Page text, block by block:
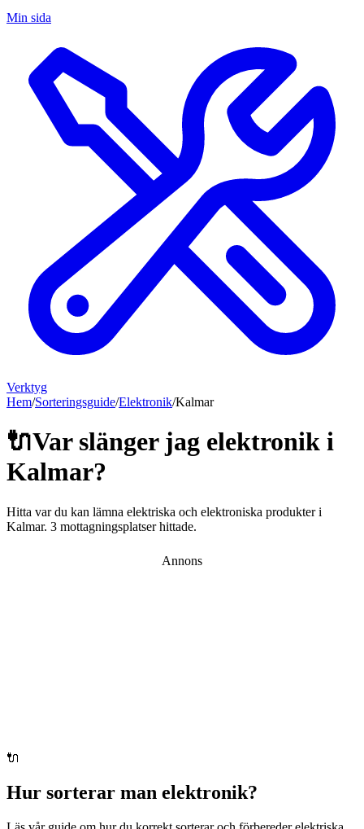
Min sida
Verktyg
Hem/Sorteringsguide/Elektronik/Kalmar
🔌Var slänger jag elektronik i
Kalmar?
Hitta var du kan lämna elektriska och elektroniska produkteri
Kalmar. 3 mottagningsplatser hittade.
Annons
🔌
Hur sorterar man elektronik?